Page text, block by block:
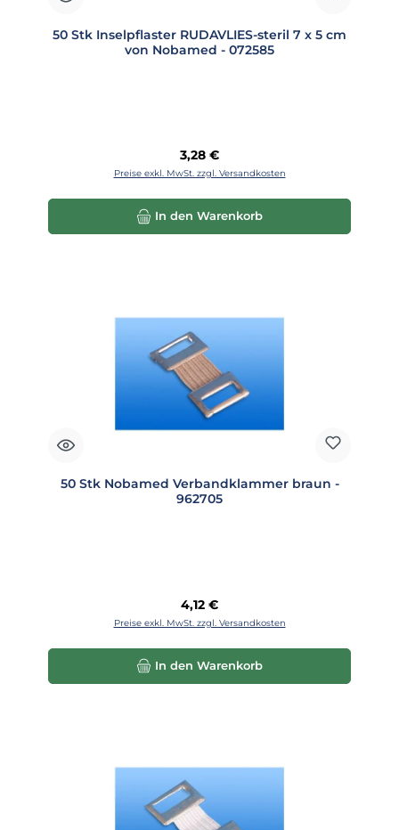
50 Stk Inselpflaster RUDAVLIES-steril 7 x 5 cm
von Nobamed - 072585
Regulärer Preis:
3,28 €
Preise exkl. MwSt. zzgl. Versandkosten
In den Warenkorb
50 Stk Nobamed Verbandklammer braun -
962705
Regulärer Preis:
4,12 €
Preise exkl. MwSt. zzgl. Versandkosten
In den Warenkorb